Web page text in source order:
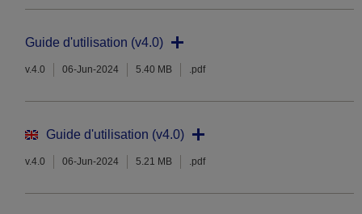
Guide d'utilisation (v4.0)
v.4.0 06-Jun-2024 5.40 MB .pdf
Guide d'utilisation (v4.0)
v.4.0 06-Jun-2024 5.21 MB .pdf